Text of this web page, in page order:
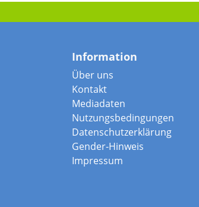
Information
Über uns
Kontakt
Mediadaten
Nutzungsbedingungen
Datenschutzerklärung
Gender-Hinweis
Impressum